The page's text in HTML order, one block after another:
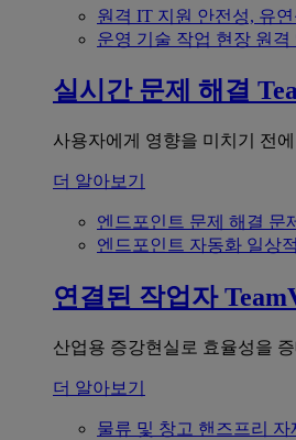
원격 IT 지원 안전성, 유
운영 기술 작업 현장 원격
실시간 문제 해결
사용자에게 영향을 미치기 전
더 알아보기
엔드포인트 문제 해결 문
엔드포인트 자동화 일상
연결된 작업자
산업용 증강현실로 효율성을
더 알아보기
물류 및 창고 핸즈프리 자